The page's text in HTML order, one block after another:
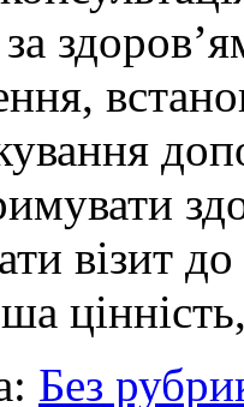
за
візит
Без